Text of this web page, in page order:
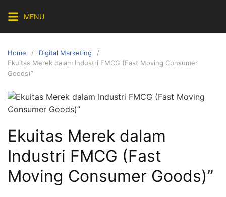
content
MENU
Home
Digital Marketing
Ekuitas Merek dalam Industri FMCG (Fast Moving Consumer
Goods)”
Ekuitas Merek dalam
Industri FMCG (Fast
Moving Consumer Goods)”